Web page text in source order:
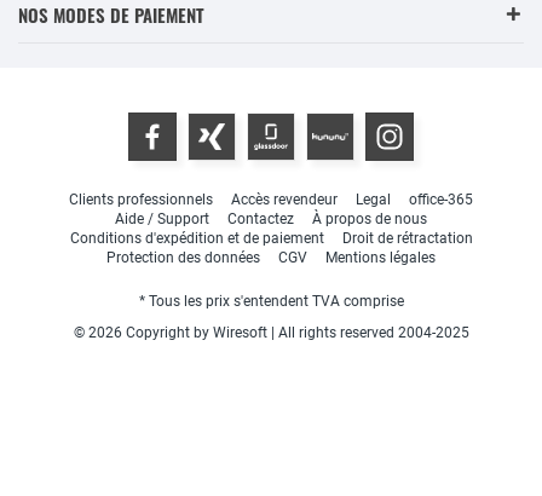
NOS MODES DE PAIEMENT
Clients professionnels Accès revendeur Legal
office-365
Aide / Support
Contactez
À propos de nous
Conditions d'expédition et de paiement
Droit de rétractation
Protection des données
CGV Mentions légales
* Tous les prix s'entendent TVA comprise
© 2026 Copyright by Wiresoft | All rights reserved 2004-2025